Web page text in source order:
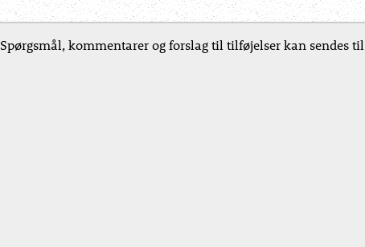
Spørgsmål, kommentarer og forslag til tilføjelser kan sendes til